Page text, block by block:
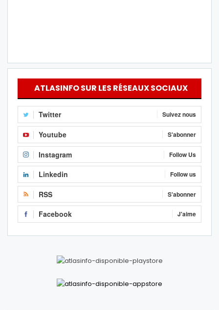
ATLASINFO SUR LES RÉSEAUX SOCIAUX
Twitter Suivez nous
Youtube S'abonner
Instagram Follow Us
Linkedin Follow us
RSS S'abonner
Facebook J'aime